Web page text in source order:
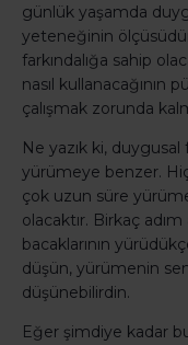
günlük yaşamda
yeteneğinin
farkındalığa sahip
nasıl kullanacağının
çalışmak zorunda
Ne yazık ki, duygusal
yürümeye benzer.
çok uzun süre
olacaktır. Birkaç
bacaklarının
düşün, yürümenin
düşünebilirdin.
Eğer şimdiye kadar